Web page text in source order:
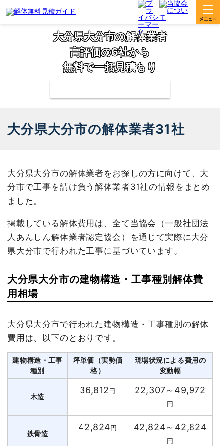
大分県大分市の解体業者
高評価の6社から
無料で一括見積もり
大分県大分市の解体業者31社
大分県大分市の解体業者をお探しの方に向けて、大
分市で工事を請け負う解体業者31社の情報をまとめ
ました。
掲載している解体費用は、全て当協会（一般社団法
人あんしん解体業者認定協会）を通じて実際に大分
県大分市で行われた工事に基づいています。
大分県大分市の建物構造・工事種別解体費
用相場
大分県大分市で行われた建物構造・工事種別の解体
費用は、以下のとおりです。
建物構造・工事
種別
坪単価（実勢価
格）
現場状況による費用の
変動幅
木造
36,812円 22,307～49,972
円
鉄骨造
42,824円 42,824～42,824
円